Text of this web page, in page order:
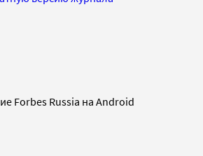
Forbes Russia на Android